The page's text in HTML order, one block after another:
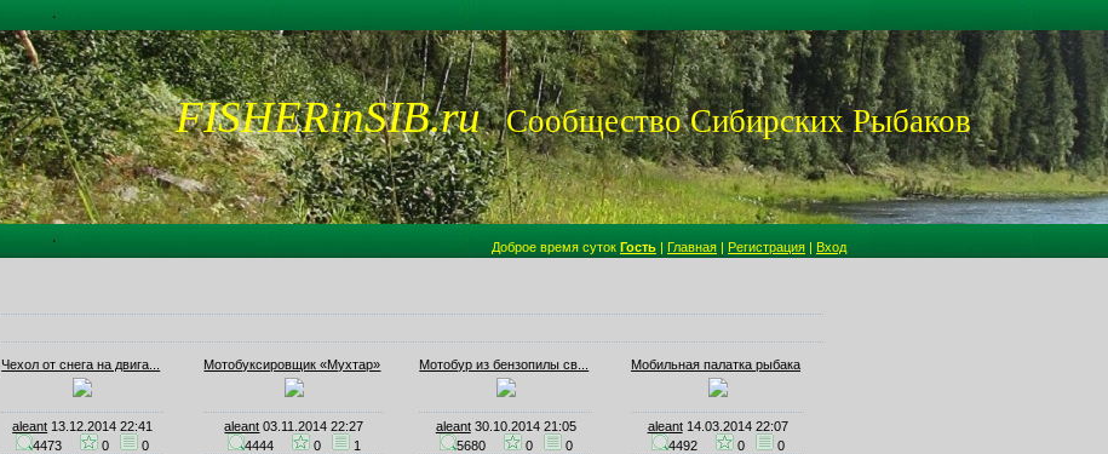
FISHERinSIB.ruСообщество Сибирских Рыбаков
Доброе время суток Гость | Главная | Регистрация | Вход
Чехол от снега на двига...
aleant 13.12.2014 22:41
4473
0 0
Мотобуксировщик «Мухтар»
aleant 03.11.2014 22:27
4444
0 1
Мотобур из бензопилы св...
aleant30.10.2014 21:05
5680
0 0
Мобильная палатка рыбака
aleant14.03.2014 22:07
4492
0 0